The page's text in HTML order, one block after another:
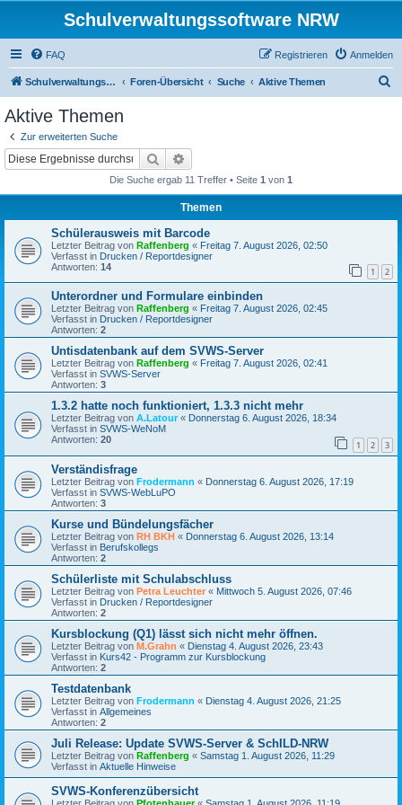
Schulverwaltungssoftware NRW
FAQ Anmelden
Registrieren
Schulverwaltungssoftware NRW Foren-Übersicht Suche Aktive Themen
Aktive Themen
Zur erweiterten Suche
Suche
Die Suche ergab 11 Treffer • Seite 1 von 1
Themen
Schülerausweis mit Barcode
Letzter Beitrag von Raffenberg « Freitag 7. August 2026, 02:50
Verfasst in Drucken / Reportdesigner
Antworten: 14 1 2
Unterordner und Formulare einbinden
Letzter Beitrag von Raffenberg « Freitag 7. August 2026, 02:45
Verfasst in Drucken / Reportdesigner
Antworten: 2
Untisdatenbank auf dem SVWS-Server
Letzter Beitrag von Raffenberg « Freitag 7. August 2026, 02:41
Verfasst in SVWS-Server
Antworten: 3
1.3.2 hatte noch funktioniert, 1.3.3 nicht mehr
Letzter Beitrag von A.Latour « Donnerstag 6. August 2026, 18:34
Verfasst in SVWS-WeNoM
Antworten: 20 1 2 3
Verständisfrage
Letzter Beitrag von Frodermann « Donnerstag 6. August 2026, 17:19
Verfasst in SVWS-WebLuPO
Antworten: 3
Kurse und Bündelungsfächer
Letzter Beitrag von RH BKH « Donnerstag 6. August 2026, 13:14
Verfasst in Berufskollegs
Antworten: 2
Schülerliste mit Schulabschluss
Letzter Beitrag von Petra Leuchter « Mittwoch 5. August 2026, 07:46
Verfasst in Drucken / Reportdesigner
Antworten: 2
Kursblockung (Q1) lässt sich nicht mehr öffnen.
Letzter Beitrag von M.Grahn « Dienstag 4. August 2026, 23:43
Verfasst in Kurs42 - Programm zur Kursblockung
Antworten: 2
Testdatenbank
Letzter Beitrag von Frodermann « Dienstag 4. August 2026, 21:25
Verfasst in Allgemeines
Antworten: 2
Juli Release: Update SVWS-Server & SchILD-NRW
Letzter Beitrag von Raffenberg « Samstag 1. August 2026, 11:29
Verfasst in Aktuelle Hinweise
SVWS-Konferenzübersicht